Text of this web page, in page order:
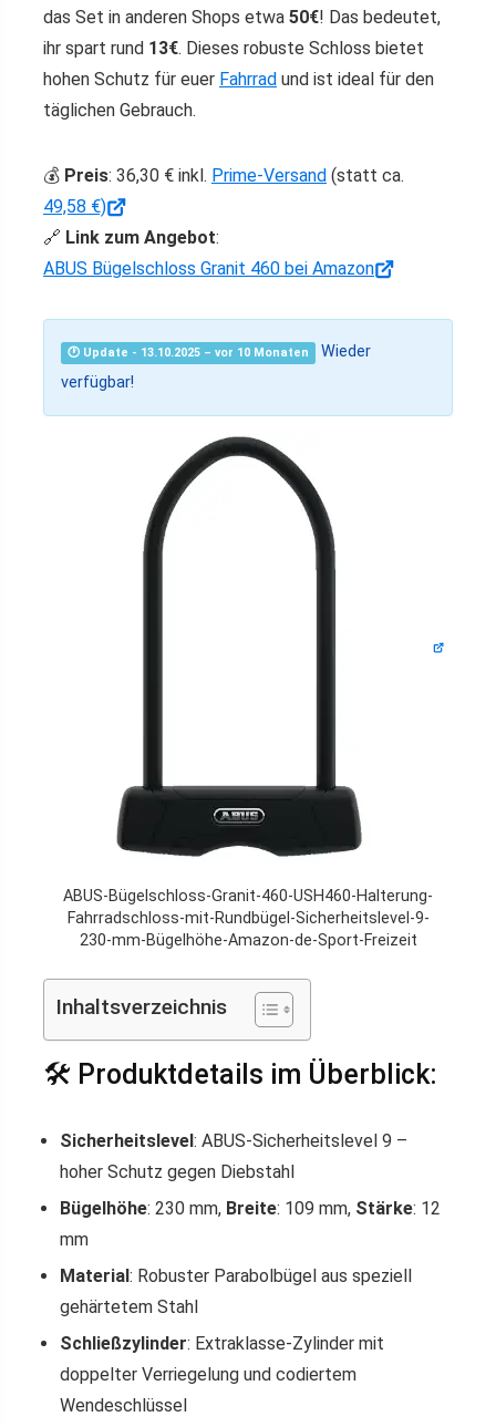
das Set in anderen Shops etwa 50€! Das bedeutet,
ihr spart rund 13€. Dieses robuste Schloss bietet
hohen Schutz für euer Fahrrad und ist ideal für den
täglichen Gebrauch.
💰 Preis: 36,30 € inkl. Prime-Versand (statt ca.
49,58 €)
🔗 Link zum Angebot:
ABUS Bügelschloss Granit 460 bei Amazon
🕐 Update - 13.10.2025 – vor 10 Monaten
Wieder
verfügbar!
ABUS-Bügelschloss-Granit-460-USH460-Halterung-
Fahrradschloss-mit-Rundbügel-Sicherheitslevel-9-
230-mm-Bügelhöhe-Amazon-de-Sport-Freizeit
Inhaltsverzeichnis
🛠️ Produktdetails im Überblick:
Sicherheitslevel: ABUS-Sicherheitslevel 9 –
hoher Schutz gegen Diebstahl
Bügelhöhe: 230 mm, Breite: 109 mm, Stärke: 12
mm
Material: Robuster Parabolbügel aus speziell
gehärtetem Stahl
Schließzylinder: Extraklasse-Zylinder mit
doppelter Verriegelung und codiertem
Wendeschlüssel